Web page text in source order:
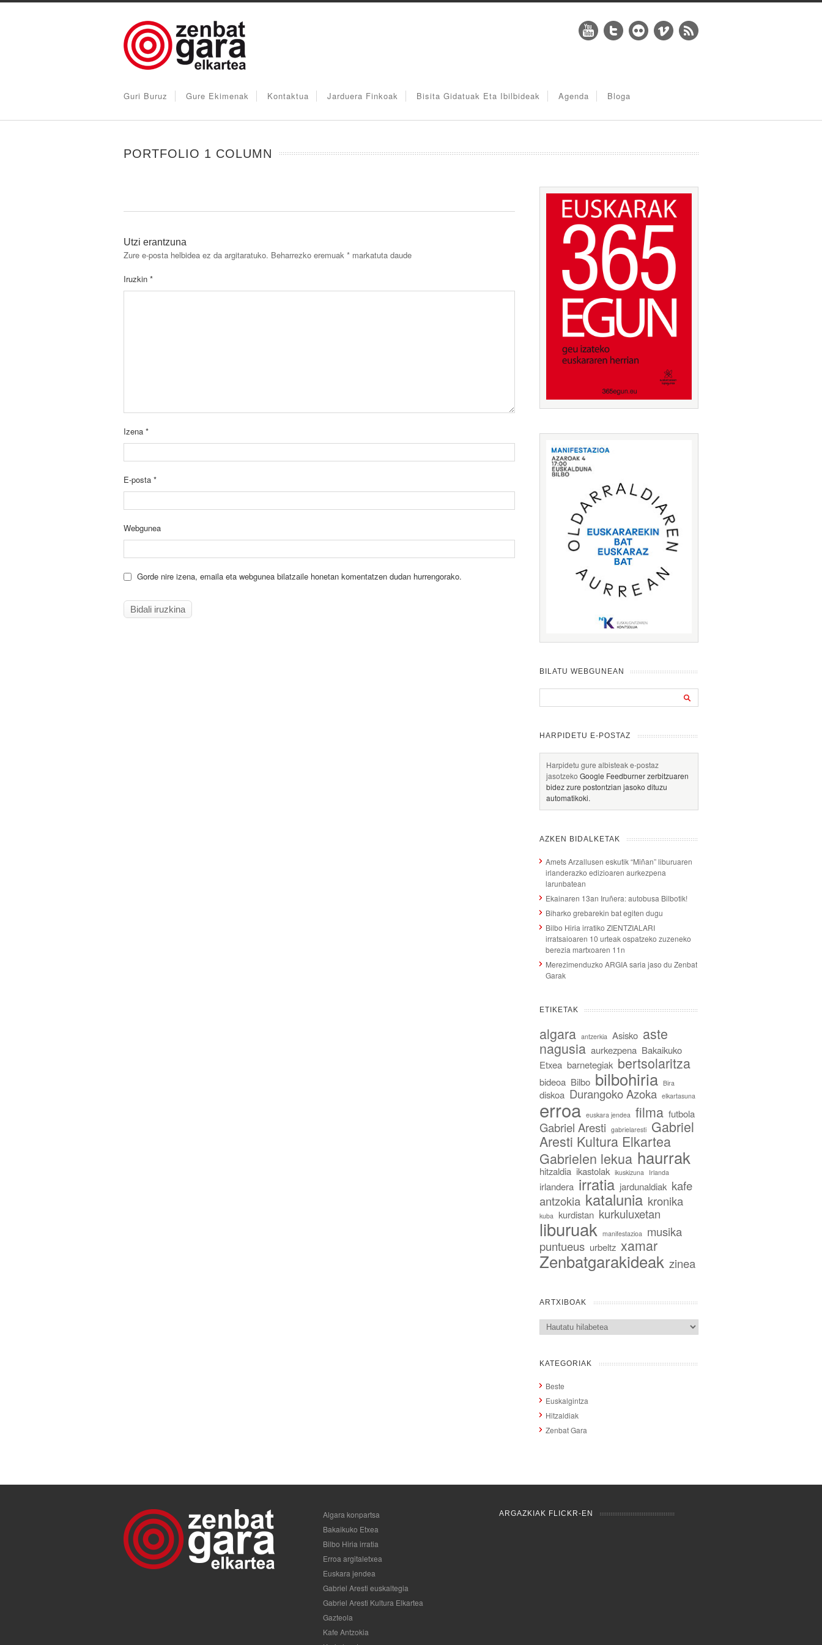
Guri Buruz Gure Ekimenak Kontaktua Jarduera Finkoak Bisita Gidatuak Eta Ibilbideak Agenda Bloga
PORTFOLIO 1 COLUMN
Utzi erantzuna
Zure e-posta helbidea ez da argitaratuko. Beharrezko eremuak * markatuta daude
Iruzkin *
Izena *
E-posta *
Webgunea
Gorde nire izena, emaila eta webgunea bilatzaile honetan komentatzen dudan hurrengorako.
BILATU WEBGUNEAN
HARPIDETU E-POSTAZ
Harpidetu gure albisteak e-postaz
jasotzeko Google Feedburner zerbitzuaren
bidez zure postontzian jasoko dituzu
automatikoki.
AZKEN BIDALKETAK
Amets Arzallusen eskutik “Miñan” liburuaren
irlanderazko edizioaren aurkezpena
larunbatean
Ekainaren 13an Iruñera: autobusa Bilbotik!
Biharko grebarekin bat egiten dugu
Bilbo Hiria irratiko ZIENTZIALARI
irratsaioaren 10 urteak ospatzeko zuzeneko
berezia martxoaren 11n
Merezimenduzko ARGIA saria jaso du Zenbat
Garak
ETIKETAK
algara antzerkia Asisko aste
nagusia aurkezpena Bakaikuko
Etxea barnetegiak bertsolaritza
bideoa Bilbo bilbohiria Bira
diskoa Durangoko Azoka elkartasuna
erroa euskara jendea filma futbola
Gabriel Aresti gabrielaresti Gabriel
Aresti Kultura Elkartea
Gabrielen lekua haurrak
hitzaldia ikastolak ikuskizuna Irlanda
irlandera irratia jardunaldiak kafe
antzokia katalunia kronika
kuba kurdistan kurkuluxetan
liburuak manifestazioa musika
puntueus urbeltz xamar
Zenbatgarakideak zinea
ARTXIBOAK
Artxiboak
KATEGORIAK
Beste
Euskalgintza
Hitzaldiak
Zenbat Gara
Algara konpartsa
Bakaikuko Etxea
Bilbo Hiria irratia
Erroa argitaletxea
Euskara jendea
Gabriel Aresti euskaltegia
Gabriel Aresti Kultura Elkartea
Gazteola
Kafe Antzokia
ARGAZKIAK FLICKR-EN